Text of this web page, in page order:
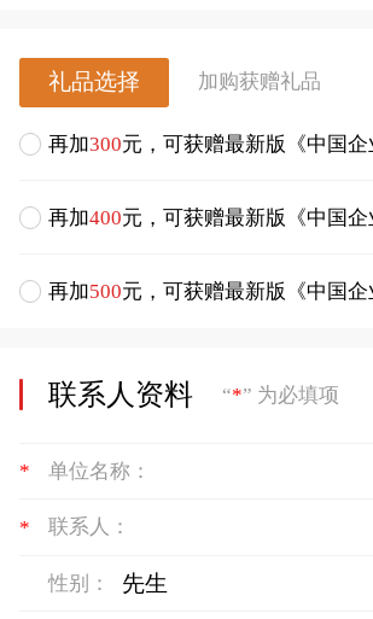
礼品选择 加购获赠礼品
再加300元，可获赠最新版《中国
再加400元，可获赠最新版《中国
再加500元，可获赠最新版《中国
联系人资料 “*” 为必填项
* 单位名称：
* 联系人：
性别：